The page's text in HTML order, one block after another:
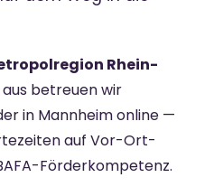
Rhein-
betreuen wir
in Mannheim online —
auf Vor-Ort-
Förderkompetenz.